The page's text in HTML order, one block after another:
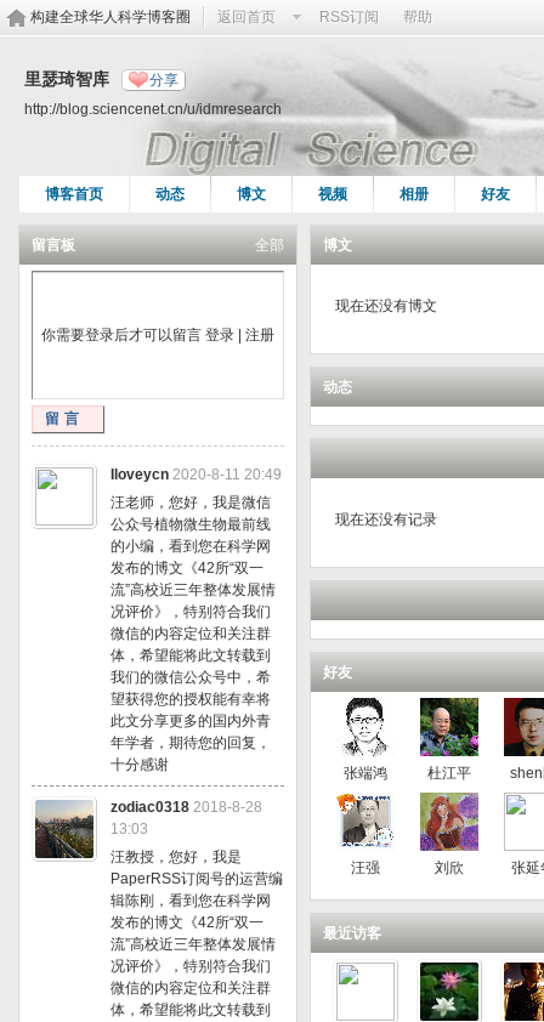
构建全球华人科学博客圈 返回首页 RSS订阅 帮助
里瑟琦智库 分享
http://blog.sciencenet.cn/u/idmresearch
博客首页 动态 博文 视频 相册 好友
留言板 全部
你需要登录后才可以留言 登录 注册
留言
Iloveycn 2020-8-11 20:49
汪老师，您好，我是微信
公众号植物微生物最前线
的小编，看到您在科学网
发布的博文《42所“双一
流”高校近三年整体发展情
况评价》，特别符合我们
微信的内容定位和关注群
体，希望能将此文转载到
我们的微信公众号中，希
望获得您的授权能有幸将
此文分享更多的国内外青
年学者，期待您的回复，
十分感谢
zodiac0318 2018-8-28
13:03
汪教授，您好，我是
PaperRSS订阅号的运营编
辑陈刚，看到您在科学网
发布的博文《42所“双一
流”高校近三年整体发展情
况评价》，特别符合我们
微信的内容定位和关注群
体，希望能将此文转载到
博文
现在还没有博文
动态
现在还没有记录
好友
张端鸿 杜江平
汪强 刘欣 张延
最近访客